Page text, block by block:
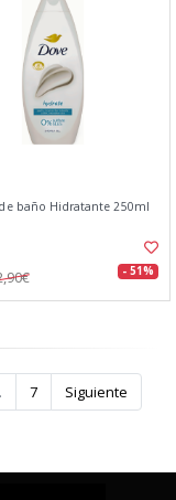
baño Hidratante 250ml
- 51%
7 Siguiente